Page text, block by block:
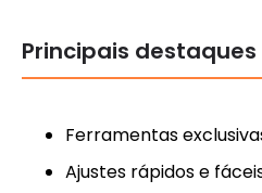
Principais destaques
Ferramentas
Ajustes rápidos e